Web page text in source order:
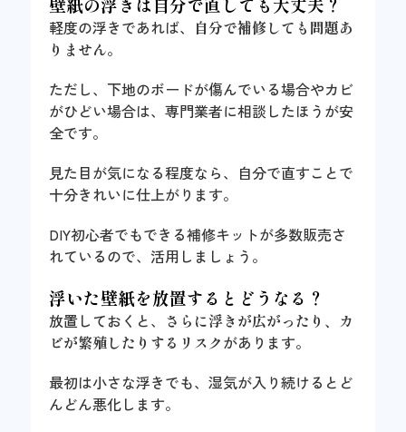
軽度の浮きであれば、 自分で補修しても問題あ
りません。
ただし、下地のボードが傷んでいる場合やカビ
がひどい場合は、専門業者に相談したほうが安
全です。
見た目が気になる程度なら、自分で直すことで
十分きれいに仕上がります。
DIY初心者でもできる補修キットが多数販売さ
れているので、活用しましょう。
浮いた壁紙を放置するとどうなる？
放置しておくと、 さらに浮きが広がったり、カ
ビが繁殖したりするリスクがあります。
最初は小さな浮きでも、湿気が入り続けるとど
んどん悪化します。